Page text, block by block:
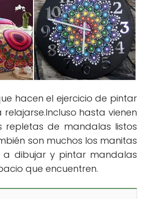
hacen el ejercicio de pintar
hasta vienen
repletas de mandalas listos
son muchos los manitas
a dibujar y pintar mandalas
que encuentren.